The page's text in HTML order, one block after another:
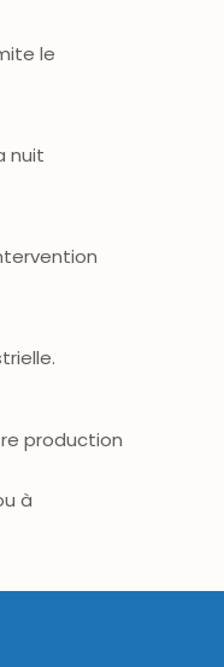
le
nuit
production
à